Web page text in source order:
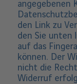
angegebenen
den Link zu
den Sie unten
auf das
können. Der
nicht die
Widerruf